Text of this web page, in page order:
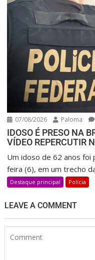
07/08/2026 Paloma
IDOSO É PRESO NA
VÍDEO REPERCUTIR
Um idoso de 62 anos
feira (6), em um trecho
Destaque principal Polícia
LEAVE A COMMENT